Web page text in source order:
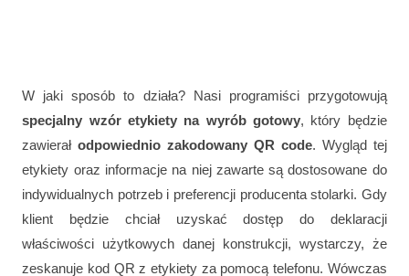
W jaki sposób to działa? Nasi programiści przygotowują
specjalny wzór etykiety na wyrób gotowy, który będzie
zawierałodpowiednio zakodowany QR code. Wygląd tej
etykiety oraz informacje na niej zawarte są dostosowane do
indywidualnych potrzeb i preferencji producenta stolarki. Gdy
klient będzie chciał uzyskać dostęp do deklaracji
właściwości użytkowych danej konstrukcji, wystarczy, że
zeskanuje kod QR z etykiety za pomocą telefonu. Wówczas